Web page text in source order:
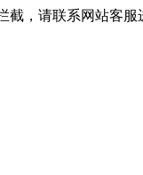
，请联系网站客服